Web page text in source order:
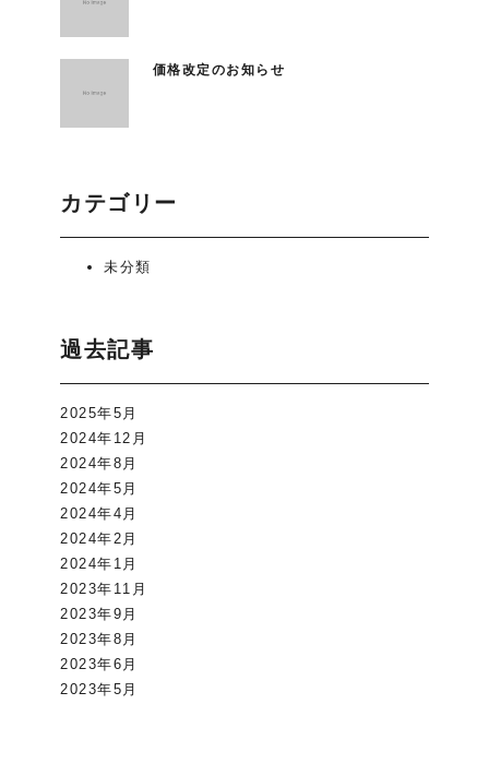
価格改定のお知らせ
カテゴリー
未分類
過去記事
2025年5月
2024年12月
2024年8月
2024年5月
2024年4月
2024年2月
2024年1月
2023年11月
2023年9月
2023年8月
2023年6月
2023年5月